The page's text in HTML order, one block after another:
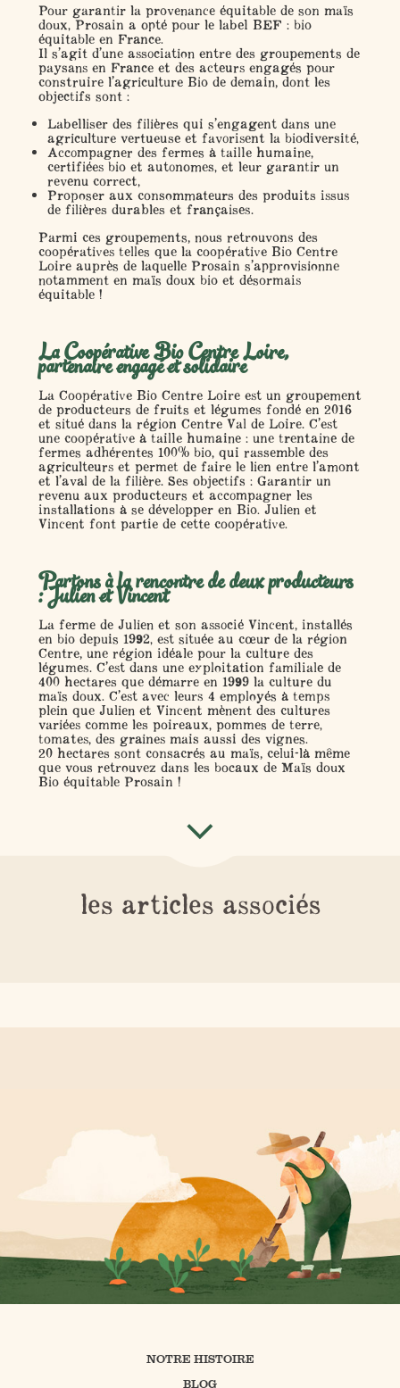
Pour garantir la provenance équitable de son maïs
doux, Prosain a opté pour le label BEF : bio
équitable en France.
Il s’agit d’une association entre des groupements de
paysans en France et des acteurs engagés pour
construire l’agriculture Bio de demain, dont les
objectifs sont :
Labelliser des filières qui s’engagent dans une
agriculture vertueuse et favorisent la biodiversité,
Accompagner des fermes à taille humaine,
certifiées bio et autonomes, et leur garantir un
revenu correct,
Proposer aux consommateurs des produits issus
de filières durables et françaises.
Parmi ces groupements, nous retrouvons des
coopératives telles que la coopérative Bio Centre
Loire auprès de laquelle Prosain s’approvisionne
notamment en maïs doux bio et désormais
équitable !
La Coopérative Bio Centre Loire,
partenaire engagé et solidaire
La Coopérative Bio Centre Loire est un groupement
de producteurs de fruits et légumes fondé en 2016
et situé dans la région Centre Val de Loire. C’est
une coopérative à taille humaine : une trentaine de
fermes adhérentes 100% bio, qui rassemble des
agriculteurs et permet de faire le lien entre l’amont
et l’aval de la filière. Ses objectifs : Garantir un
revenu aux producteurs et accompagner les
installations à se développer en Bio. Julien et
Vincent font partie de cette coopérative.
Partons à la rencontre de deux producteurs
: Julien et Vincent
La ferme de Julien et son associé Vincent, installés
en bio depuis 1992, est située au cœur de la région
Centre, une région idéale pour la culture des
légumes. C’est dans une exploitation familiale de
400 hectares que démarre en 1999 la culture du
maïs doux. C’est avec leurs 4 employés à temps
plein que Julien et Vincent mènent des cultures
variées comme les poireaux, pommes de terre,
tomates, des graines mais aussi des vignes.
20 hectares sont consacrés au maïs, celui-là même
que vous retrouvez dans les bocaux de Maïs doux
Bio équitable Prosain !
les articles associés
NOTRE HISTOIRE
BLOG